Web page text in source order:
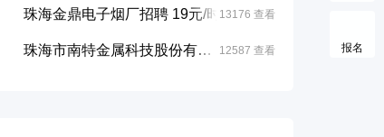
珠海金鼎电子烟厂招聘 19元/时13176 查看
珠海市南特金属科技股份有限公司招聘正式工... 12587 查看 报名